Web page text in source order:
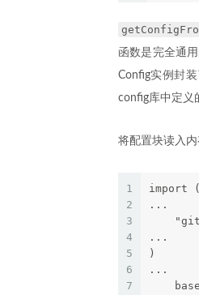
函数是完全通
Config实例封
config库中定义
将配置块读入内
1
2
3
4
5
6
7
import (
...
...
)
...